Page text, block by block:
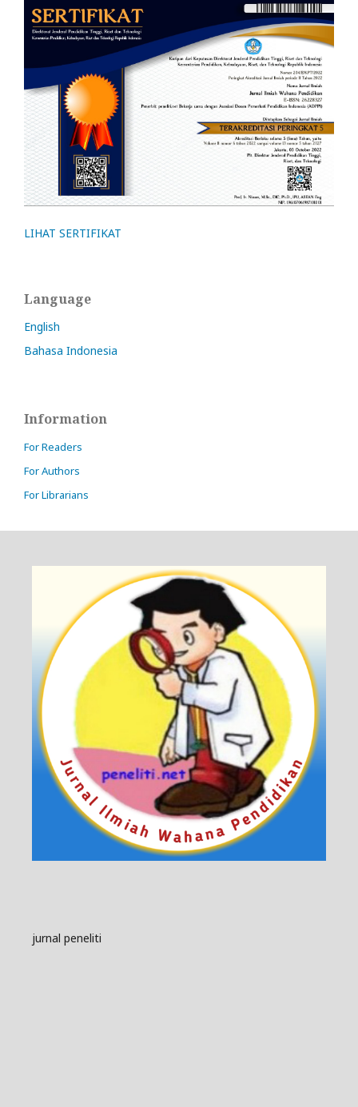
LIHAT SERTIFIKAT
Language
English
Bahasa Indonesia
Information
For Readers
For Authors
For Librarians
jurnal peneliti